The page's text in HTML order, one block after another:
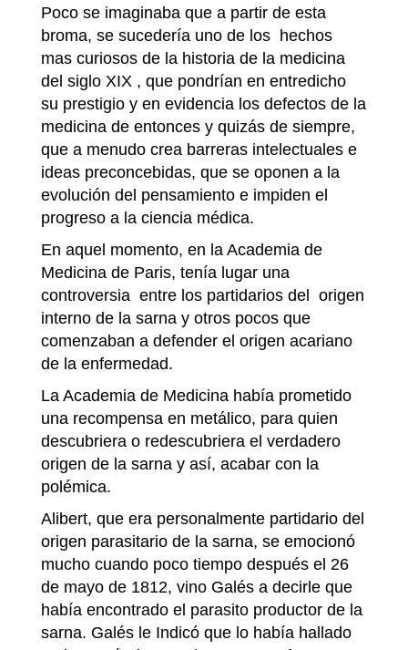
Poco se imaginaba que a partir de esta
broma, se sucedería uno de los hechos
mas curiosos de la historia de la medicina
del siglo XIX , que pondrían en entredicho
su prestigio y en evidencia los defectos de la
medicina de entonces y quizás de siempre,
que a menudo crea barreras intelectuales e
ideas preconcebidas, que se oponen a la
evolución del pensamiento e impiden el
progreso a la ciencia médica.
En aquel momento, en la Academia de
Medicina de Paris, tenía lugar una
controversia entre los partidarios del origen
interno de la sarna y otros pocos que
comenzaban a defender el origen acariano
de la enfermedad.
La Academia de Medicina había prometido
una recompensa en metálico, para quien
descubriera o redescubriera el verdadero
origen de la sarna y así, acabar con la
polémica.
Alibert, que era personalmente partidario del
origen parasitario de la sarna, se emocionó
mucho cuando poco tiempo después el 26
de mayo de 1812, vino Galés a decirle que
había encontrado el parasito productor de la
sarna. Galés le Indicó que lo había hallado